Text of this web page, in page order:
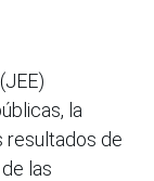
la
resultados de
las